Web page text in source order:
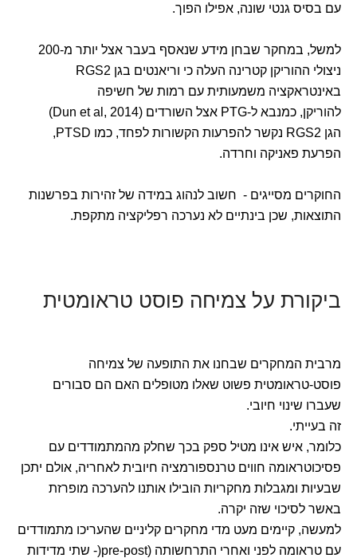
עם בסיס גנטי שונה, אפילו הפוך.
למשל, במחקר שבחן מידע שנאסף בעבר אצל יותר מ-200
באינטראקציה משמעותית עם רמות של חשיפה
להוריקן, כמנבא ל-PTG אצל השורדים (Dun et al, 2014)
הגן RGS2 נקשר להפרעות הקשורות לפחד, כמו PTSD,
הפרעת פאניקה וחרדה.
החוקרים מסייגים - חשוב לנהוג במידה של זהירות בפרשנות
התוצאות, שכן בינתיים לא נערכה רפליקציה מתקפת.
ביקורת על צמיחה פוסט טראומטית
מרבית המחקרים שבחנו את התופעה של צמיחה
פוסט-טראומטית פשוט שאלו מטופלים האם הם סבורים
שעברו שינוי חיובי.
זה בעייתי.
כלומר, איש אינו מטיל ספק בכך שחלק מהמתמודדים עם
פסיכוטראומה חווים טרנספורמציה חיובית לאחריה, אולם יתכן
שבעיות ומגבלות מחקריות הובילו אותנו להערכה מופרזת
באשר לסיכוי שזה יקרה.
למעשה, קיימים מעט מדי מחקרים קליניים שהעריכו מתמודדים
עם טראומה לפני ואחרי התרחשותה (pre-post(- שתי מדידות